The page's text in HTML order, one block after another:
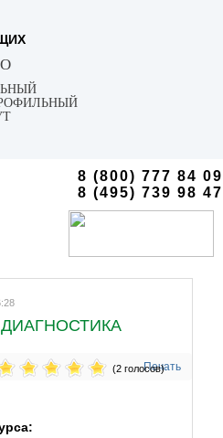
8 (800) 777 84 09
8 (495) 739 98 47
Печать
(2 голосов)